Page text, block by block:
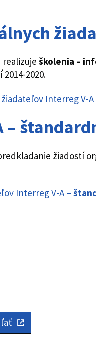
realizuje školenia –
2020.
Interreg V-
–
žiadostí
Interreg V-A –